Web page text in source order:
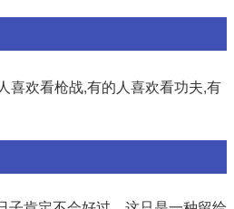
喜欢看枪战,有的人喜欢看功夫,有